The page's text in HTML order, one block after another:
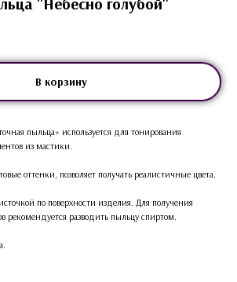
В корзину
пыльца» используется для тонирования
из мастики.
оттенки, позволяет получать реалистичные цвета.
по поверхности изделия. Для получения
рекомендуется разводить пыльцу спиртом.